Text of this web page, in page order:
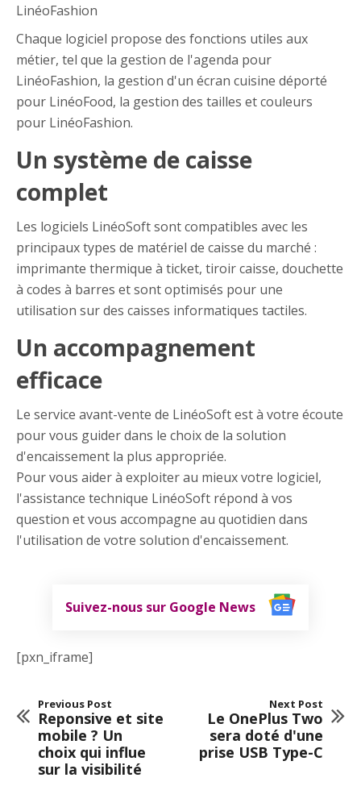
LinéoFashion
Chaque logiciel propose des fonctions utiles aux
métier, tel que la gestion de l'agenda pour
LinéoFashion, la gestion d'un écran cuisine déporté
pour LinéoFood, la gestion des tailles et couleurs
pour LinéoFashion.
Un système de caisse
complet
Les logiciels LinéoSoft sont compatibles avec les
principaux types de matériel de caisse du marché :
imprimante thermique à ticket, tiroir caisse, douchette
à codes à barres et sont optimisés pour une
utilisation sur des caisses informatiques tactiles.
Un accompagnement
efficace
Le service avant-vente de LinéoSoft est à votre écoute
pour vous guider dans le choix de la solution
d'encaissement la plus appropriée.
Pour vous aider à exploiter au mieux votre logiciel,
l'assistance technique LinéoSoft répond à vos
question et vous accompagne au quotidien dans
l'utilisation de votre solution d'encaissement.
Suivez-nous sur Google News
[pxn_iframe]
Previous Post
Reponsive et site
mobile ? Un
choix qui influe
sur la visibilité
Next Post
Le OnePlus Two
sera doté d'une
prise USB Type-C